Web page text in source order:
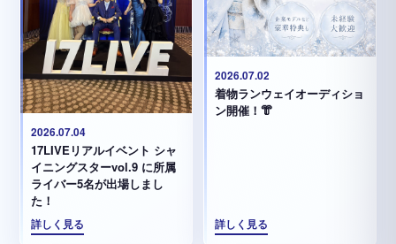
2026.07.04
17LIVEリアルイベント シャ
イニングスターvol.9 に所属
ライバー5名が出場しまし
た！
詳しく見る
2026.07.02
着物ランウェイオーディショ
ン開催！👘
詳しく見る